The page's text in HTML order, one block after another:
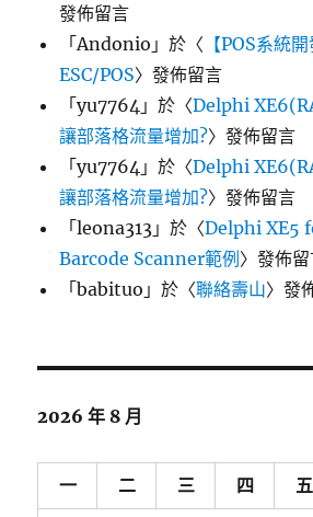
發佈留言
「Andonio 」於〈 【POS系統
ESC/POS〉發佈留言
「yu7764 」於〈Delphi
讓部落格流量增加?〉發佈留言
「yu7764 」於〈Delphi
讓部落格流量增加?〉發佈留言
「leona313 」於〈Delphi XE5
Barcode Scanner範例 〉發佈
「babituo 」於〈聯絡壽山〉發
2026 年 8 月
一 二 三 四 五